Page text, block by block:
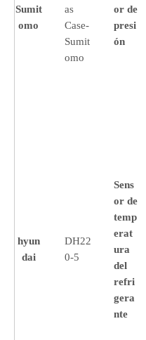
Sumit
omo
as
Case-
Sumit
omo
or de
presi
ón
hyun
dai
DH22
0-5
Sens
or de
temp
erat
ura
del
refri
gera
nte